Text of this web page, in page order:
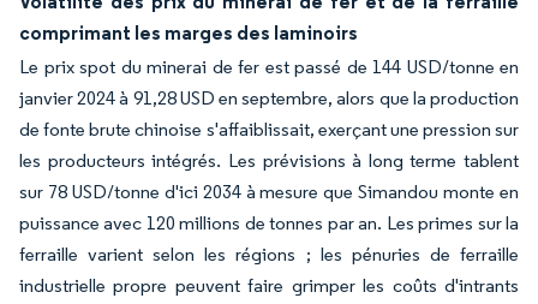
comprimant les marges des laminoirs
Le prix spot du minerai de fer est passé de 144 USD/tonne en
janvier 2024 à 91,28 USD en septembre, alors que la production
de fonte brute chinoise s'affaiblissait, exerçant une pression sur
les producteurs intégrés. Les prévisions à long terme tablent
sur 78 USD/tonne d'ici 2034 à mesure que Simandou monte en
puissance avec 120 millions de tonnes par an. Les primes sur la
ferraille varient selon les régions ; les pénuries de ferraille
industrielle propre peuvent faire grimper les coûts d'intrants